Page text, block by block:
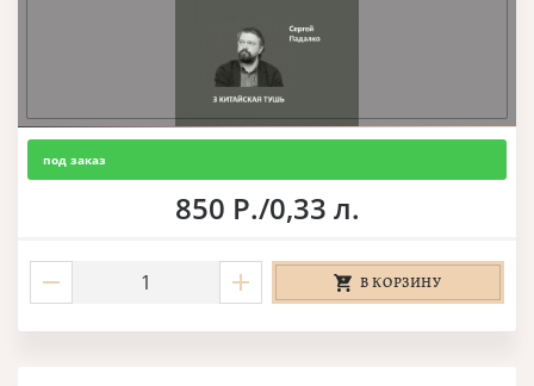
под заказ
850 Р./0,33 л.
В КОРЗИНУ